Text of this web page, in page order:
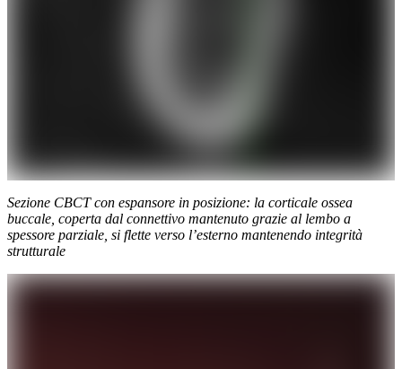
Iscriviti alla newsletter per visualizzare le immagini
cliniche.
Sezione CBCT con espansore in posizione: la corticale ossea
buccale, coperta dal connettivo mantenuto grazie al lembo a
spessore parziale, si flette verso l’esterno mantenendo integrità
strutturale